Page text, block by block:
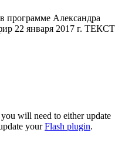
Александра
22 января 2017 г. ТЕКСТ
will need to either update
yourFlash plugin.